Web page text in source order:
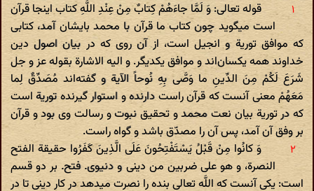
قوله تعالی: وَ لَمَّا جاءَهُمْ کِتابٌ مِنْ عِنْدِ اللَّهِ کتاب اینجا قرآن
است میگوید چون کتاب ما قرآن با محمد بایشان آمد، کتابی
که موافق توریة و انجیل است، از آن روی که در بیان اصول دین
خداوند همه یکسان‌اند و موافق یکدیگر. و الیه الاشارة بقوله عز و جل
شَرَعَ لَکُمْ مِنَ الدِّینِ ما وَصَّی بِهِ نُوحاً الآیة و گفته‌اند مُصَدِّقٌ لِما
مَعَهُمْ معنی آنست که قرآن راست دارنده و استوار گیرنده توریة است
که در توریة بیان نعت محمد و تحقیق نبوت و رسالت وی بود و قرآن
بر وفق آن آمد، پس آن را مصدّق باشد و گواه راست.
وَ کانُوا مِنْ قَبْلُ یَسْتَفْتِحُونَ عَلَی الَّذِینَ کَفَرُوا حقیقة الفتح
النصرة، و هو علی ضربین من دینی و دنیوی. فتح. بر دو قسم
است: یکی آنست که اللَّه تعالی بنده را نصرت میدهد در کار دینی تا در